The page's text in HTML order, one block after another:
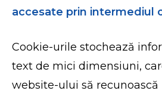
accesate prin intermediul
Cookie-urile stochează
text de mici dimensiuni,
website-ului să recunoască